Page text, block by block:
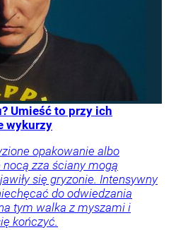
Umieść to przy ich
wykurzy
opakowanie albo
zza ściany mogą
się gryzonie. Intensywny
do odwiedzania
tym walka z myszami i
kończyć.